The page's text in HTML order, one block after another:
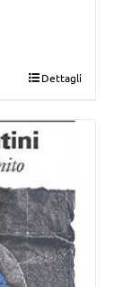
Dettagli